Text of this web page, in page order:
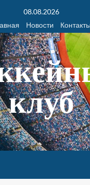
08.08.2026
Новости Контакты
клуб